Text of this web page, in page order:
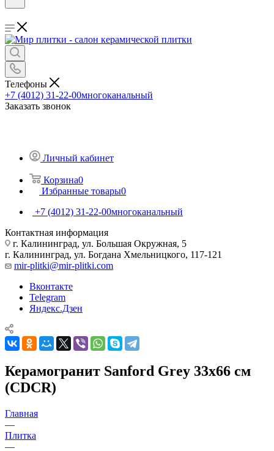
Телефоны
+7 (4012) 31-22-00многоканальный
Заказать звонок
Личный кабинет
Корзина0
Избранные товары0
+7 (4012) 31-22-00многоканальный
Контактная информация
г. Калининград, ул. Большая Окружная, 5
г. Калининград, ул. Богдана Хмельницкого, 117-121
mir-plitki@mir-plitki.com
Вконтакте
Telegram
Яндекс.Дзен
Керамогранит Sanford Grey 33x66 см
(CDCR)
Главная
—
Плитка
—